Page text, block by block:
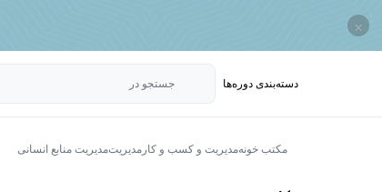
×
دسته‌بندی‌ دوره‌ها جستجو در
مکتب خونهمدیریت و کسب و کار مدیریتمدیریت منابع انسانی